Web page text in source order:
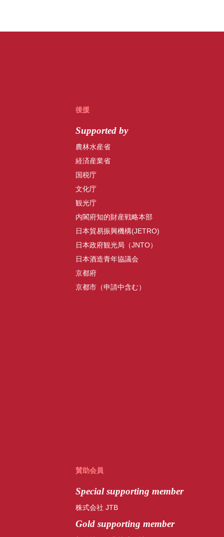
後援
Supported by
農林水産省
経済産業省
国税庁
文化庁
観光庁
内閣府知的財産戦略本部
日本貿易振興機構(JETRO)
日本政府観光局（JNTO）
日本酒造青年協議会
京都府
京都市（申請中含む）
賛助会員
Specialsupporting member
株式会社 JTB
Gold supporting member